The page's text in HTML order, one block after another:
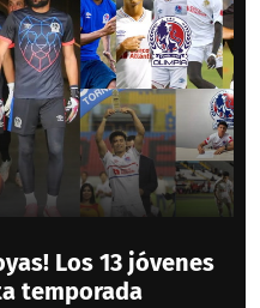
Los 13 jóvenes
temporada